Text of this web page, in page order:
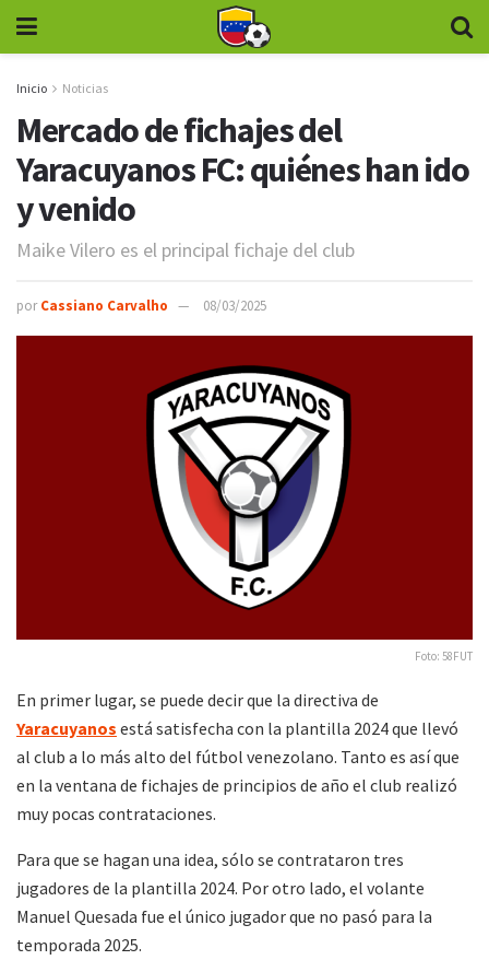
Inicio Noticias
Mercado de fichajes del
Yaracuyanos FC: quiénes han ido
y venido
Maike Vilero es el principal fichaje del club
por Cassiano Carvalho 08/03/2025
Foto: 58FUT
En primer lugar, se puede decir que la directiva de
Yaracuyanos está satisfecha con la plantilla 2024 que llevó
al club a lo más alto del fútbol venezolano. Tanto es así que
en la ventana de fichajes de principios de año el club realizó
muy pocas contrataciones.
Para que se hagan una idea, sólo se contrataron tres
jugadores de la plantilla 2024. Por otro lado, el volante
Manuel Quesada fue el único jugador que no pasó para la
temporada 2025.